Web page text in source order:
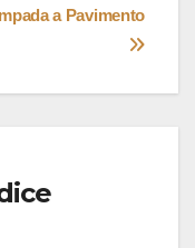
a Pavimento